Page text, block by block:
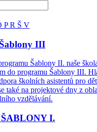
PR Š V
III
Šablony II. naše
do programu Šablony III.
školních asistentů pro
také na projektové dny z
vzdělávání.
I.